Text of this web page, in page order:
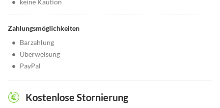
• keine Kaution
Zahlungsmöglichkeiten
• Barzahlung
• Überweisung
• PayPal
Kostenlose Stornierung